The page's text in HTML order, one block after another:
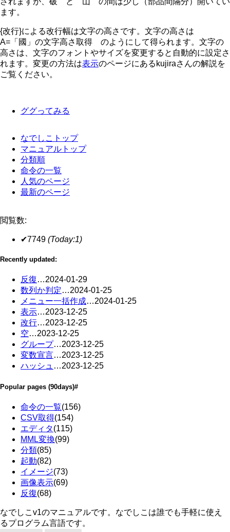
ます。
{改行}による改行幅は文字の高さです。文字の高さは
A=「國」の文字高さ取得 のようにして得られます。文字の
高さは、文字のフォントやサイズを変更すると自動的に設定さ
れます。変更の方法は表示のページにあるkujiraさんの解説を
ご覧ください。
ググってみる
なでしこトップ
マニュアルトップ
分類順
命令の一覧
人気のページ
最新のページ
閲覧数:
✔7749 (Today:1)
Recently updated:
反復…2024-01-29
数列か判定…2024-01-25
メニュー一括作成…2024-01-25
表示…2023-12-25
改行…2023-12-25
空…2023-12-25
グループ…2023-12-25
変数宣言…2023-12-25
ハッシュ …2023-12-25
Popular pages (90days)#
命令の一覧(156)
CSV取得(154)
エディタ(115)
MML変換(99)
分類(85)
起動(82)
イメージ(73)
画像表示(69)
反復(68)
なでしこv1のマニュアルです。なでしこは誰でも手軽に使え
るプログラム言語です。